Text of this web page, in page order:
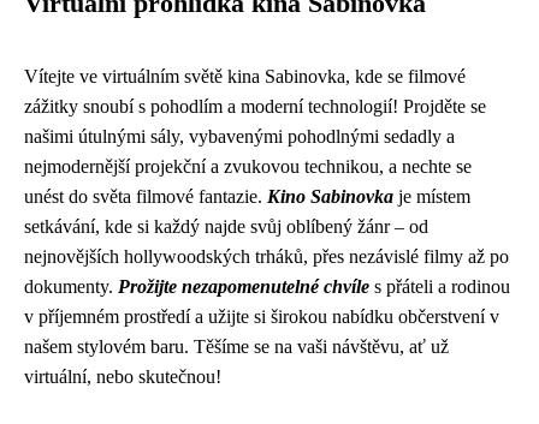
Vítejte ve virtuálním světě kina Sabinovka, kde se filmové
zážitky snoubí s pohodlím a moderní technologií! Projděte se
našimi útulnými sály, vybavenými pohodlnými sedadly a
nejmodernější projekční a zvukovou technikou, a nechte se
unést do světa filmové fantazie. Kino Sabinovka je místem
setkávání, kde si každý najde svůj oblíbený žánr – od
nejnovějších hollywoodských trháků, přes nezávislé filmy až po
dokumenty. Prožijte nezapomenutelné chvíle s přáteli a rodinou
v příjemném prostředí a užijte si širokou nabídku občerstvení v
našem stylovém baru. Těšíme se na vaši návštěvu, ať už
virtuální, nebo skutečnou!